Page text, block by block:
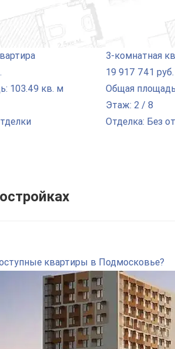
103.49 кв. м
3-комнатная
19 917 741 руб.
Общая
Этаж: 2 / 8
Отделка: Без
квартиры в Подмосковье?